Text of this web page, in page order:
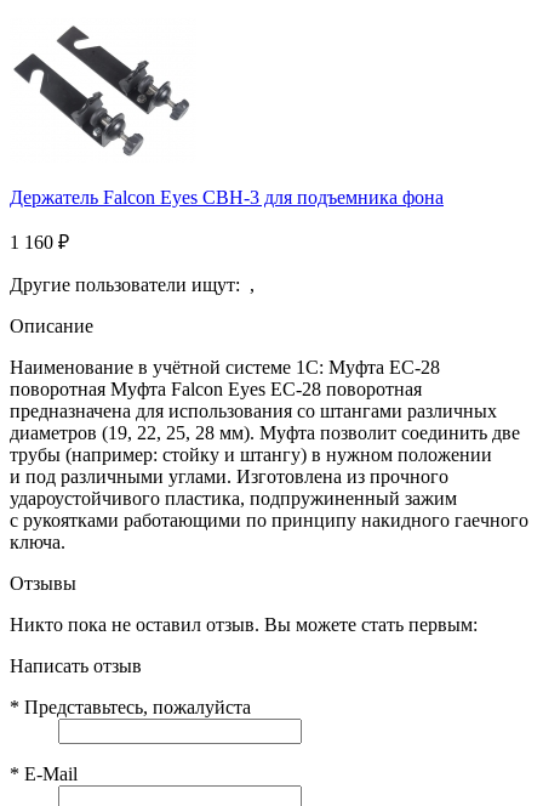
Держатель Falcon Eyes CBH-3 для подъемника фона
1 160 ₽
Другие пользователи ищут: ,
Описание
Наименование в учётной системе 1С: Муфта EC-28
поворотная Муфта Falcon Eyes EC-28 поворотная
предназначена для использования со штангами различных
диаметров (19, 22, 25, 28 мм). Муфта позволит соединить две
трубы (например: стойку и штангу) в нужном положении
и под различными углами. Изготовлена из прочного
удароустойчивого пластика, подпружиненный зажим
с рукоятками работающими по принципу накидного гаечного
ключа.
Отзывы
Никто пока не оставил отзыв. Вы можете стать первым:
Написать отзыв
* Представьтесь, пожалуйста
* E-Mail